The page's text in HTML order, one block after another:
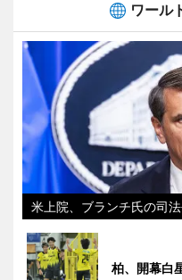
ワール
米上院、ブランチ氏の司
柏、開幕